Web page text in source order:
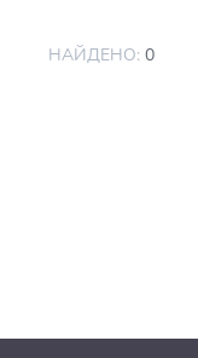
НАЙДЕНО: 0